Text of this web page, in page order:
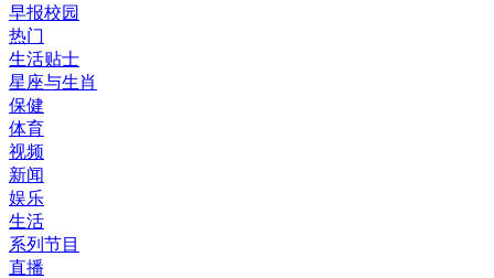
早报校园
热门
生活贴士
星座与生肖
保健
体育
视频
新闻
娱乐
生活
系列节目
直播